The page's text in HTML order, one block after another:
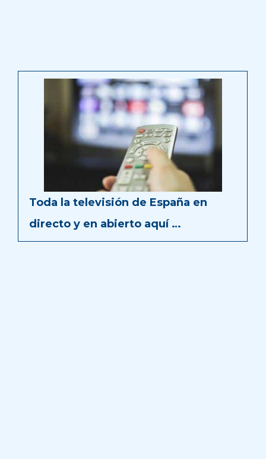
Toda la televisión de España en
directo y en abierto aquí …